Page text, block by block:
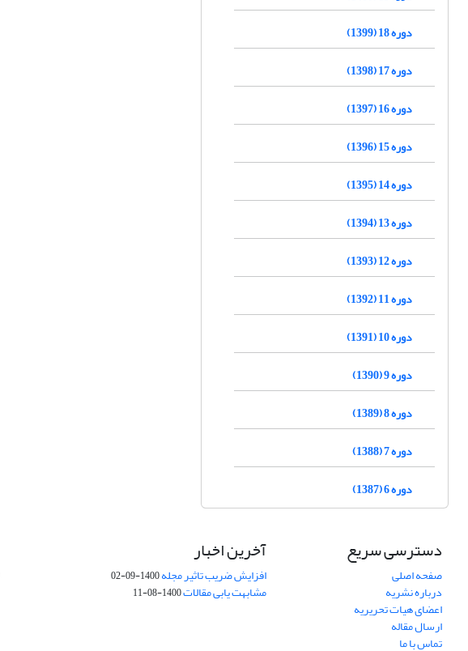
دوره 18 (1399)
دوره 17 (1398)
دوره 16 (1397)
دوره 15 (1396)
دوره 14 (1395)
دوره 13 (1394)
دوره 12 (1393)
دوره 11 (1392)
دوره 10 (1391)
دوره 9 (1390)
دوره 8 (1389)
دوره 7 (1388)
دوره 6 (1387)
دسترسی سریع
صفحه اصلی
درباره نشریه
اعضای هیات تحریریه
ارسال مقاله
تماس با ما
آخرین اخبار
افزایش ضریب تاثیر مجله1400-09-02
مشابهت یابی مقالات1400-08-11